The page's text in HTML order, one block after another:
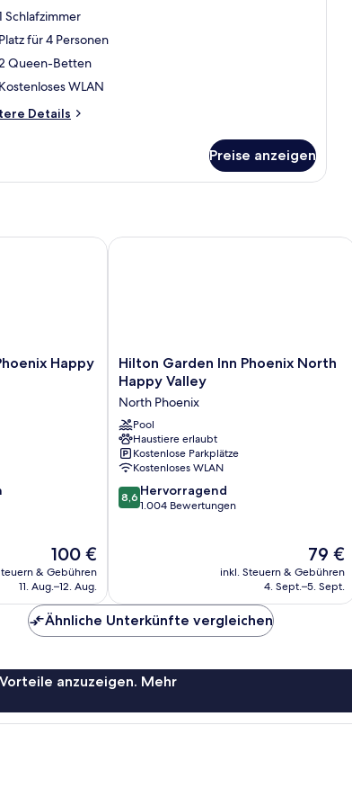
Hearing
Schlafzimmer
Platz für 4 Personen
Queen-Betten
Kostenloses WLAN
Details
Preise anzeigen
Happy
Der
Preis
beträgt
100 €
& Gebühren
11. Aug.–12. Aug.
Happy Valley
Hilton
Garden
Phoenix
North
Happy
Valley
North
Phoenix
Hilton Garden Inn Phoenix North
Happy Valley
North Phoenix
Pool
Haustiere erlaubt
Kostenlose Parkplätze
Kostenloses WLAN
8.6
von
8,6 Hervorragend
1.004 Bewertungen
Der
Preis
beträgt
79 €
inkl. Steuern & Gebühren
4. Sept.–5. Sept.
Hilton Garden Inn Phoenix North
Ähnliche Unterkünfte vergleichen
anzuzeigen. Mehr